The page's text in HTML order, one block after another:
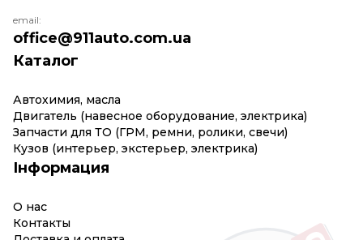
Каталог
Автохимия, масла
Двигатель (навесное оборудование, электрика)
Запчасти для ТО (ГРМ, ремни, ролики, свечи)
Кузов (интерьер, экстерьер, электрика)
Інформация
О нас
Контакты
email:
office@911auto.com.ua